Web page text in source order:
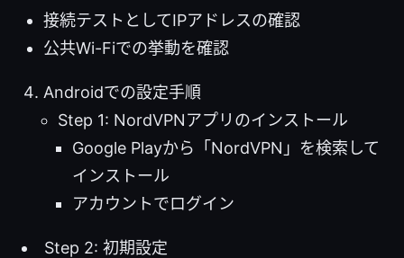
接続テストとしてIPアドレスの確認
公共Wi-Fiでの挙動を確認
Androidでの設定手順
Step 1: NordVPNアプリのインストール
Google Playから「NordVPN」を検索して
インストール
アカウントでログイン
Step 2: 初期設定